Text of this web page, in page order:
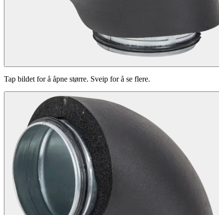
Tap bildet for å åpne større. Sveip for å se flere.